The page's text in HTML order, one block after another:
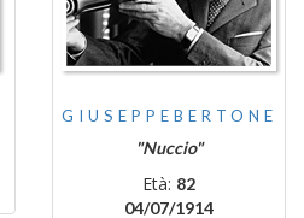
GIUSEPPEBERTONE
"Nuccio"
Età: 82
04/07/1914